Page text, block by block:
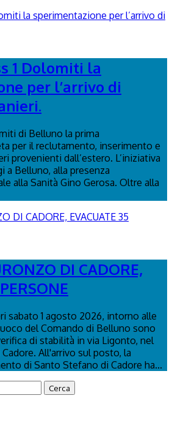
1 Dolomiti la
per l’arrivo di
di Belluno la prima
per il reclutamento, inserimento e
provenienti dall’estero. L’iniziativa
a Belluno, alla presenza
alla Sanità Gino Gerosa. Oltre alla
DI CADORE,
sabato 1 agosto 2026, intorno alle
del Comando di Belluno sono
di stabilità in via Ligonto, nel
All'arrivo sul posto, la
di Santo Stefano di Cadore ha...